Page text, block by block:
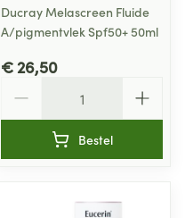
Ducray Melascreen Fluide
A/pigmentvlek Spf50+ 50ml
€ 26,50
Bestel